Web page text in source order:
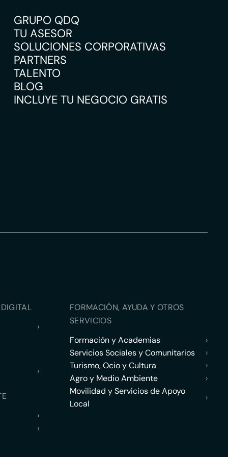
GRUPO QDQ
TU ASESOR
SOLUCIONES CORPORATIVAS
PARTNERS
TALENTO
BLOG
INCLUYE TU NEGOCIO GRATIS
›
›
›
›
FORMACIÓN, AYUDA Y OTROS
SERVICIOS
Formación y Academias
›
Servicios Sociales y Comunitarios
›
Turismo, Ocio y Cultura
›
Agro y Medio Ambiente
›
Movilidad y Servicios de Apoyo
Local
›